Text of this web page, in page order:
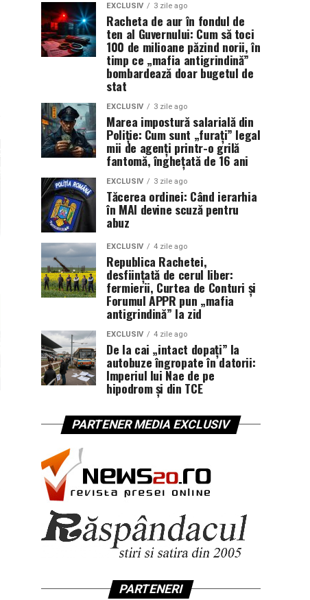
EXCLUSIV 3 zile ago
Racheta de aur în fondul de
ten al Guvernului: Cum să toci
100 de milioane păzind norii, în
timp ce „mafia antigrindină”
bombardează doar bugetul de
stat
EXCLUSIV 3 zile ago
Marea impostură salarială din
Poliție: Cum sunt „furați” legal
mii de agenți printr-o grilă
fantomă, înghețată de 16 ani
EXCLUSIV 3 zile ago
Tăcerea ordinei: Când ierarhia
în MAI devine scuză pentru
abuz
EXCLUSIV 4 zile ago
Republica Rachetei,
desființată de cerul liber:
fermierii, Curtea de Conturi și
Forumul APPR pun „mafia
antigrindină” la zid
EXCLUSIV 4 zile ago
De la cai „intact dopați” la
autobuze îngropate în datorii:
Imperiul lui Nae de pe
hipodrom și din TCE
PARTENER MEDIA EXCLUSIV
PARTENERI